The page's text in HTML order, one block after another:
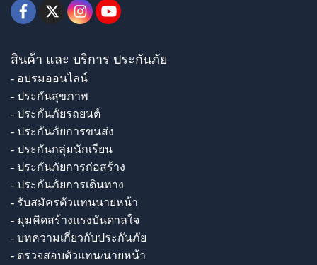
สินค้า และ บริการ ประกันภัย
- อบรมออนไลน์
- ประกันสุขภาพ
- ประกันภัยรถยนต์
- ประกันภัยการขนส่ง
- ประกันกลุ่มนักเรียน
- ประกันภัยการก่อสร้าง
- ประกันภัยการเดินทาง
- รับสมัครตัวแทนนายหน้า
- มุมคิดสร้างแรงบันดาลใจ
- บทความเกี่ยวกับประกันภัย
- ตรวจสอบตัวแทน/นายหน้า